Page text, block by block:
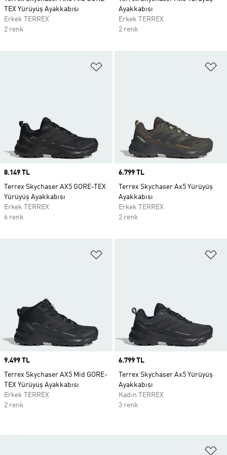
TEX Yürüyüş Ayakkabısı
Erkek TERREX
2 renk
Ayakkabısı
Erkek TERREX
2 renk
Price
8.149 TL
Terrex Skychaser AX5 GORE-TEX
Yürüyüş Ayakkabısı
Erkek TERREX
6 renk
Price
6.799 TL
Terrex Skychaser Ax5 Yürüyüş
Ayakkabısı
Erkek TERREX
2 renk
Price
9.499 TL
Terrex Skychaser AX5 Mid GORE-
TEX Yürüyüş Ayakkabısı
Erkek TERREX
2 renk
Price
6.799 TL
Terrex Skychaser Ax5 Yürüyüş
Ayakkabısı
Kadın TERREX
3 renk